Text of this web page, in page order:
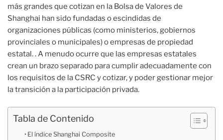
más grandes que cotizan en la Bolsa de Valores de
Shanghai han sido fundadas o escindidas de
organizaciones públicas (como ministerios, gobiernos
provinciales o municipales) o empresas de propiedad
estatal. . A menudo ocurre que las empresas estatales
crean un brazo separado para cumplir adecuadamente con
los requisitos de la CSRC y cotizar, y poder gestionar mejor
la transición a la participación privada.
Tabla de Contenido
El índice Shanghai Composite